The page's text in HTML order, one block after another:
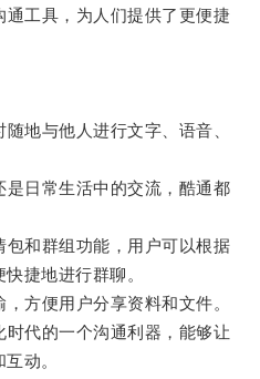
工具，为人们提供了更便捷
与他人进行文字、语音、
日常生活中的交流，酷通都
和群组功能，用户可以根据
捷地进行群聊。
便用户分享资料和文件。
代的一个沟通利器，能够让
动。